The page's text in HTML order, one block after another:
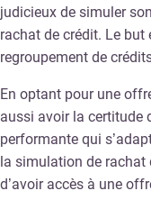
judicieux de simuler
rachat de crédit. Le but
regroupement de
En optant pour une
aussi avoir la certitude
performante qui
la simulation de
d’avoir accès à une